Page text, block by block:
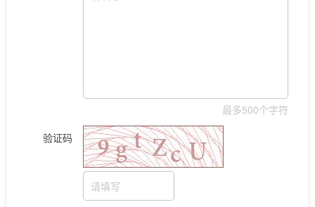
最多500个字符
验证码